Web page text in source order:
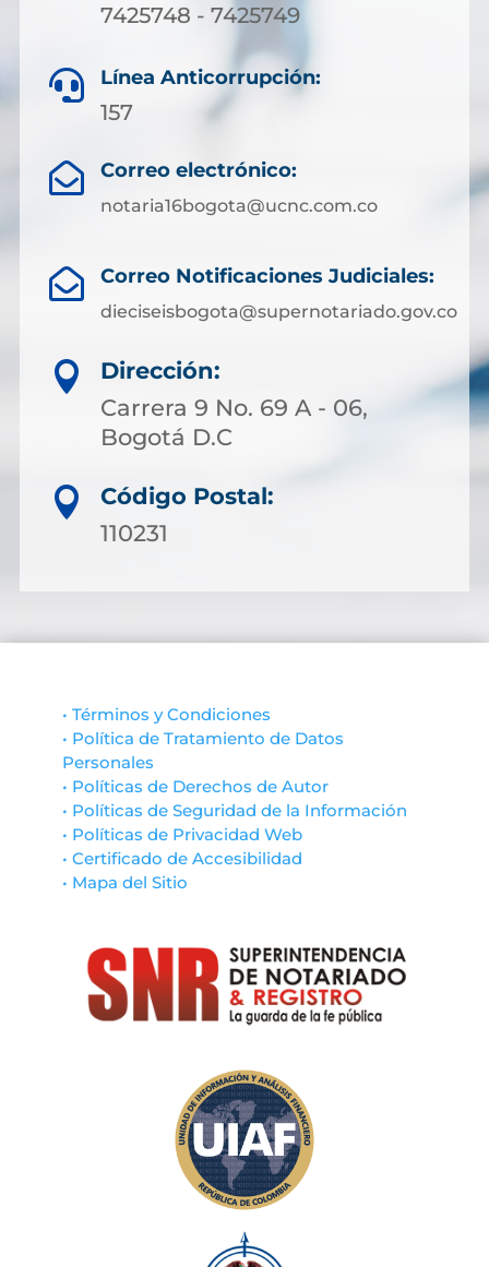
7425748 - 7425749
 Línea Anticorrupción:
157
 Correo electrónico:
notaria16bogota@ucnc.com.co
 Correo Notificaciones Judiciales:
dieciseisbogota@supernotariado.gov.co

Dirección:
Carrera 9 No. 69 A - 06,
Bogotá D.C

Código Postal:
110231
• Términos y Condiciones
• Política de Tratamiento de Datos
Personales
• Políticas de Derechos de Autor
• Políticas de Seguridad de la Información
• Políticas de Privacidad Web
• Certificado de Accesibilidad
• Mapa del Sitio